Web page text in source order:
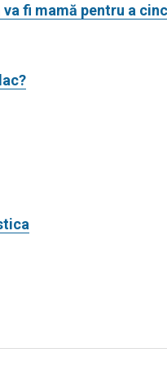
fi mamă pentru a